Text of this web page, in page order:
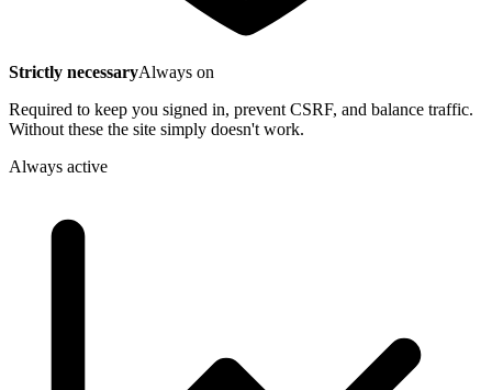
Strictly necessaryAlways on
Required to keep you signed in, prevent CSRF, and balance traffic.
Without these the site simply doesn't work.
Always active